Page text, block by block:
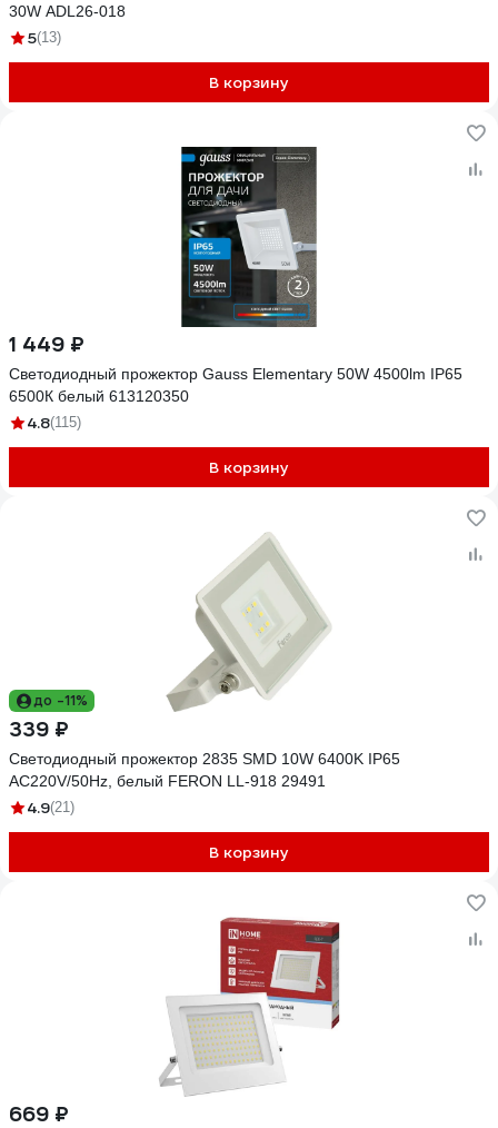
30W ADL26-018
5(13)
В корзину
1 449 ₽
Светодиодный прожектор Gauss Elementary 50W 4500lm IP65
6500К белый 613120350
4.8(115)
В корзину
до -11%
339 ₽
Светодиодный прожектор 2835 SMD 10W 6400K IP65
AC220V/50Hz, белый FERON LL-918 29491
4.9(21)
В корзину
669 ₽